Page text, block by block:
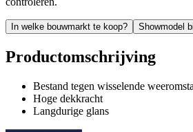
In welke bouwmarkt te koop? Showmodel
Productomschrijving
Bestand tegen wisselende
Hoge dekkracht
Langdurige glans